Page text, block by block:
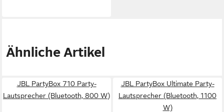
Ähnliche Artikel
JBL PartyBox 710 Party-
Lautsprecher (Bluetooth, 800 W)
JBL PartyBox Ultimate Party-
Lautsprecher (Bluetooth, 1100
W)